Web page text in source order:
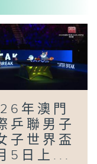
年澳門
乒聯男子
子世界盃
5日上...